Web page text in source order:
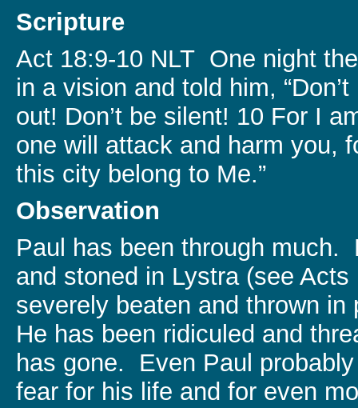
Scripture
Act 18:9-10 NLT One night
in a vision and told him,
out! Don’t be silent! 10 For I
one will attack and harm you,
this city belong to Me.”
Observation
Paul has been through much.
and stoned in Lystra (see
severely beaten and thrown
He has been ridiculed and
has gone. Even Paul
fear for his life and for even